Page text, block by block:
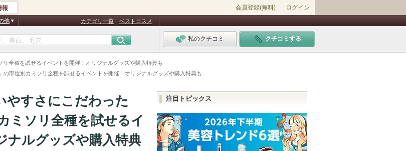
全種を試せるイベントを開催！オリジナルグッズや購入特典も
の部位別カミソリ全種を試せるイベントを開催！オリジナルグッズや購入特典も
報 会員登録(無料) ログイン
他 カテゴリ一覧 ベストコスメ
私のクチコミ クチコミする
やすさにこだわった
ミソリ全種を試せるイ
ナルグッズや購入特典
注目トピックス